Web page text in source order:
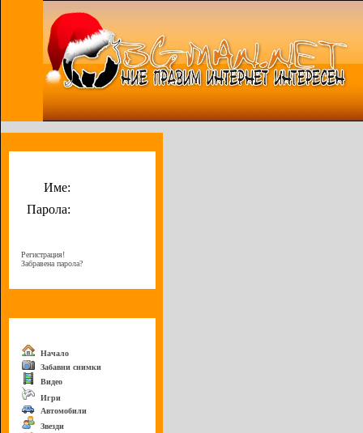
Име:
Парола:
Регистрация!
Забравена парола?
Начало
Забавни снимки
Видео
Игри
Автомобили
Звезди